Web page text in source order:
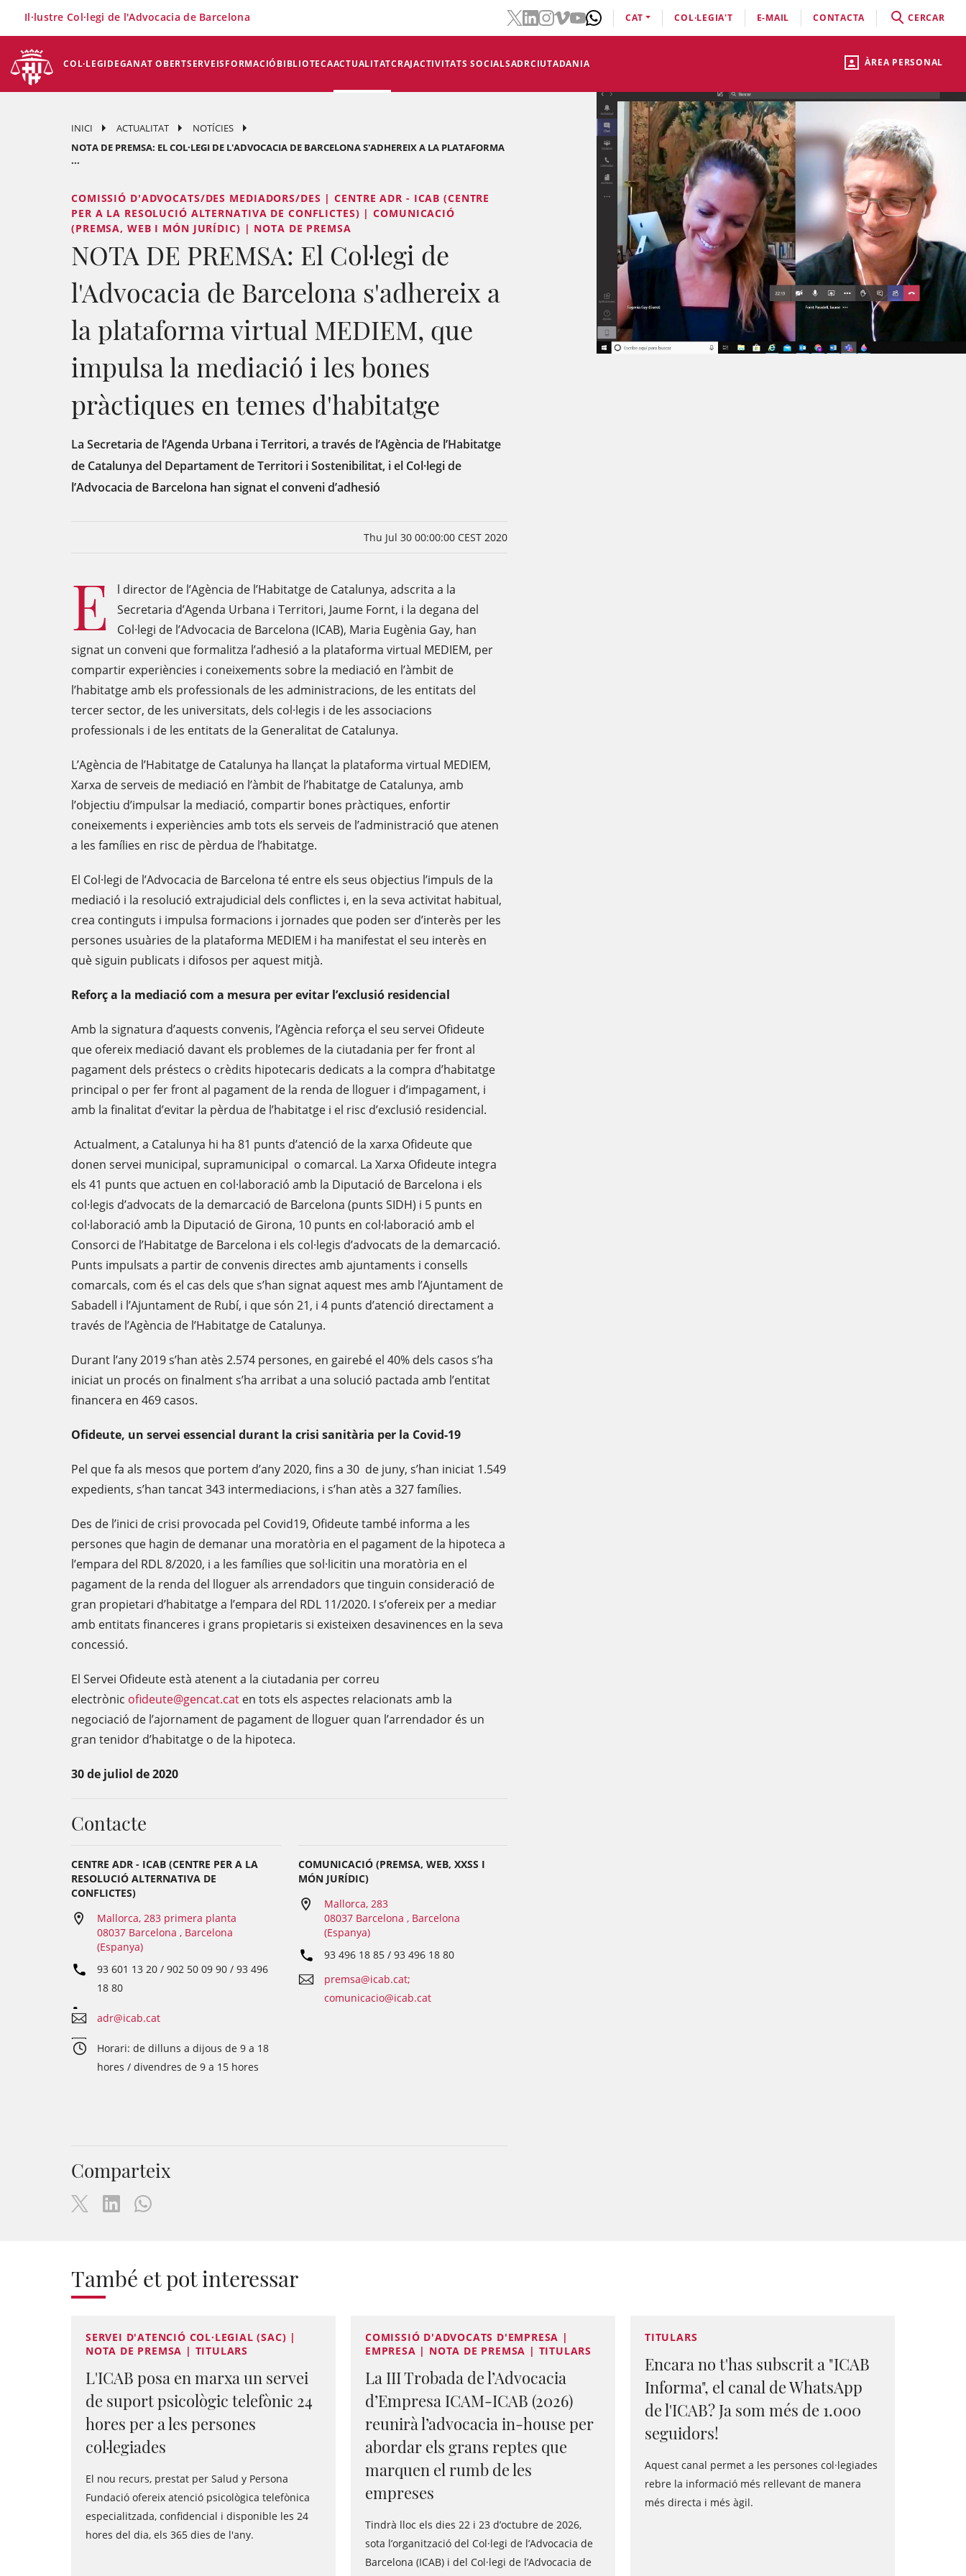
ÀREA PERSONAL
COL·LEGIDEGANAT OBERTSERVEISFORMACIÓBIBLIOTECAACTUALITATCRAJACTIVITATS SOCIALSADRCIUTADANIA
Il·lustre Col·legi de l'Advocacia de Barcelona CAT COL·LEGIA'T E-MAIL CONTACTA CERCAR
INICI ACTUALITAT
NOTÍCIES
NOTA DE PREMSA: EL COL·LEGI DE L'ADVOCACIA DE BARCELONA S'ADHEREIX A LA PLATAFORMA
...
COMISSIÓ D'ADVOCATS/DES MEDIADORS/DES | CENTRE ADR - ICAB (CENTRE
PER A LA RESOLUCIÓ ALTERNATIVA DE CONFLICTES) | COMUNICACIÓ
(PREMSA, WEB I MÓN JURÍDIC) | NOTA DE PREMSA
NOTA DE PREMSA: El Col·legi de
l'Advocacia de Barcelona s'adhereix a
la plataforma virtual MEDIEM, que
impulsa la mediació i les bones
pràctiques en temes d'habitatge
La Secretaria de l’Agenda Urbana i Territori, a través de l’Agència de l’Habitatge
de Catalunya del Departament de Territori i Sostenibilitat, i el Col·legi de
l’Advocacia de Barcelona han signat el conveni d’adhesió
Thu Jul 30 00:00:00 CEST 2020
E
l director de l’Agència de l’Habitatge de Catalunya, adscrita a la
Secretaria d’Agenda Urbana i Territori, Jaume Fornt, i la degana del
Col·legi de l’Advocacia de Barcelona (ICAB), Maria Eugènia Gay, han
signat un conveni que formalitza l’adhesió a la plataforma virtual MEDIEM, per
compartir experiències i coneixements sobre la mediació en l’àmbit de
l’habitatge amb els professionals de les administracions, de les entitats del
tercer sector, de les universitats, dels col·legis i de les associacions
professionals i de les entitats de la Generalitat de Catalunya.
L’Agència de l’Habitatge de Catalunya ha llançat la plataforma virtual MEDIEM,
Xarxa de serveis de mediació en l’àmbit de l’habitatge de Catalunya, amb
l’objectiu d’impulsar la mediació, compartir bones pràctiques, enfortir
coneixements i experiències amb tots els serveis de l’administració que atenen
a les famílies en risc de pèrdua de l’habitatge.
El Col·legi de l’Advocacia de Barcelona té entre els seus objectius l’impuls de la
mediació i la resolució extrajudicial dels conflictes i, en la seva activitat habitual,
crea continguts i impulsa formacions i jornades que poden ser d’interès per les
persones usuàries de la plataforma MEDIEM i ha manifestat el seu interès en
què siguin publicats i difosos per aquest mitjà.
Reforç a la mediació com a mesura per evitar l’exclusió residencial
Amb la signatura d’aquests convenis, l’Agència reforça el seu servei Ofideute
que ofereix mediació davant els problemes de la ciutadania per fer front al
pagament dels préstecs o crèdits hipotecaris dedicats a la compra d’habitatge
principal o per fer front al pagament de la renda de lloguer i d’impagament, i
amb la finalitat d’evitar la pèrdua de l’habitatge i el risc d’exclusió residencial.
Actualment, a Catalunya hi ha 81 punts d’atenció de la xarxa Ofideute que
donen servei municipal, supramunicipal o comarcal. La Xarxa Ofideute integra
els 41 punts que actuen en col·laboració amb la Diputació de Barcelona i els
col·legis d’advocats de la demarcació de Barcelona (punts SIDH) i 5 punts en
col·laboració amb la Diputació de Girona, 10 punts en col·laboració amb el
Consorci de l’Habitatge de Barcelona i els col·legis d’advocats de la demarcació.
Punts impulsats a partir de convenis directes amb ajuntaments i consells
comarcals, com és el cas dels que s’han signat aquest mes amb l’Ajuntament de
Sabadell i l’Ajuntament de Rubí, i que són 21, i 4 punts d’atenció directament a
través de l’Agència de l’Habitatge de Catalunya.
Durant l’any 2019 s’han atès 2.574 persones, en gairebé el 40% dels casos s’ha
iniciat un procés on finalment s’ha arribat a una solució pactada amb l’entitat
financera en 469 casos.
Ofideute, un servei essencial durant la crisi sanitària per la Covid-19
Pel que fa als mesos que portem d’any 2020, fins a 30 de juny, s’han iniciat 1.549
expedients, s’han tancat 343 intermediacions, i s’han atès a 327 famílies.
Des de l’inici de crisi provocada pel Covid19, Ofideute també informa a les
persones que hagin de demanar una moratòria en el pagament de la hipoteca a
l’empara del RDL 8/2020, i a les famílies que sol·licitin una moratòria en el
pagament de la renda del lloguer als arrendadors que tinguin consideració de
gran propietari d’habitatge a l’empara del RDL 11/2020. I s’ofereix per a mediar
amb entitats financeres i grans propietaris si existeixen desavinences en la seva
concessió.
El Servei Ofideute està atenent a la ciutadania per correu
electrònic ofideute@gencat.cat en tots els aspectes relacionats amb la
negociació de l’ajornament de pagament de lloguer quan l’arrendador és un
gran tenidor d’habitatge o de la hipoteca.
30 de juliol de 2020
Contacte
CENTRE ADR - ICAB (CENTRE PER A LA
RESOLUCIÓ ALTERNATIVA DE
CONFLICTES)
Mallorca, 283 primera planta
08037 Barcelona , Barcelona
(Espanya)
93 601 13 20 / 902 50 09 90 / 93 496
18 80
adr@icab.cat
Horari: de dilluns a dijous de 9 a 18
hores / divendres de 9 a 15 hores
COMUNICACIÓ (PREMSA, WEB, XXSS I
MÓN JURÍDIC)
Mallorca, 283
08037 Barcelona , Barcelona
(Espanya)
93 496 18 85 / 93 496 18 80
premsa@icab.cat;
comunicacio@icab.cat
Comparteix
També et pot interessar
SERVEI D'ATENCIÓ COL·LEGIAL (SAC) |
NOTA DE PREMSA | TITULARS
L'ICAB posa en marxa un servei
de suport psicològic telefònic 24
hores per a les persones
col·legiades
El nou recurs, prestat per Salud y Persona
Fundació ofereix atenció psicològica telefònica
especialitzada, confidencial i disponible les 24
hores del dia, els 365 dies de l'any.
COMISSIÓ D'ADVOCATS D'EMPRESA |
EMPRESA | NOTA DE PREMSA | TITULARS
La III Trobada de l’Advocacia
d’Empresa ICAM-ICAB (2026)
reunirà l’advocacia in-house per
abordar els grans reptes que
marquen el rumb de les
empreses
Tindrà lloc els dies 22 i 23 d’octubre de 2026,
sota l’organització del Col·legi de l’Advocacia de
Barcelona (ICAB) i del Col·legi de l’Advocacia de
TITULARS
Encara no t'has subscrit a "ICAB
Informa", el canal de WhatsApp
de l'ICAB? Ja som més de 1.000
seguidors!
Aquest canal permet a les persones col·legiades
rebre la informació més rellevant de manera
més directa i més àgil.